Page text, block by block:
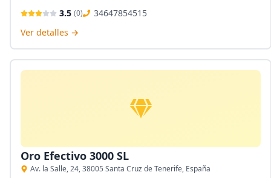
de empeño para darle más opción a sus clientes en Santa
Cruz de Tenerife.
3.5 (0)
34647854515
Ver detalles →
Oro Efectivo 3000 SL
Av. la Salle, 24, 38005 Santa Cruz de Tenerife, España